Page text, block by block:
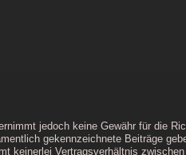
jedoch keine Gewähr für die
gekennzeichnete Beiträge
keinerlei Vertragsverhältnis